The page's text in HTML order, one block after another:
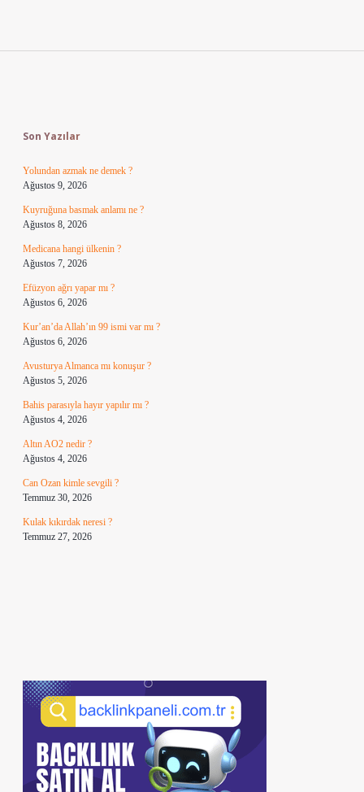
Son Yazılar
Yolundan azmak ne demek ?
Ağustos 9, 2026
Kuyruğuna basmak anlamı ne ?
Ağustos 8, 2026
Medicana hangi ülkenin ?
Ağustos 7, 2026
Efüzyon ağrı yapar mı ?
Ağustos 6, 2026
Kur’an’da Allah’ın 99 ismi var mı ?
Ağustos 6, 2026
Avusturya Almanca mı konuşur ?
Ağustos 5, 2026
Bahis parasıyla hayır yapılır mı ?
Ağustos 4, 2026
Altın AO2 nedir ?
Ağustos 4, 2026
Can Ozan kimle sevgili ?
Temmuz 30, 2026
Kulak kıkırdak neresi ?
Temmuz 27, 2026